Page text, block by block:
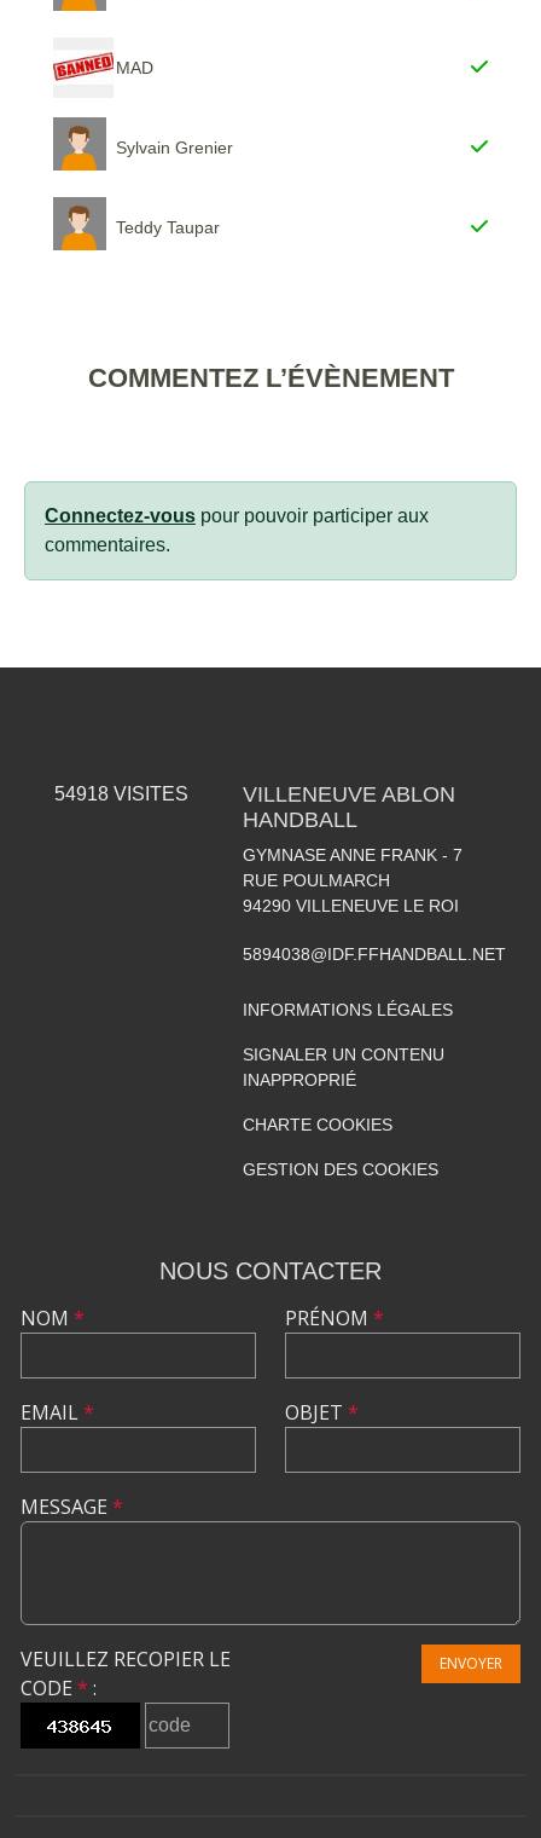
MAD
Sylvain Grenier
Teddy Taupar
COMMENTEZ L’ÉVÈNEMENT
Connectez-vous pour pouvoir participer aux
commentaires.
54918VISITES
VILLENEUVE ABLON
HANDBALL
GYMNASE ANNE FRANK - 7
RUE POULMARCH
94290 VILLENEUVE LE ROI
5894038@IDF.FFHANDBALL.NET
INFORMATIONS LÉGALES
SIGNALER UN CONTENU
INAPPROPRIÉ
CHARTE COOKIES
GESTION DES COOKIES
NOUS CONTACTER
NOM *
EMAIL*
PRÉNOM *
OBJET *
MESSAGE *
VEUILLEZ RECOPIER LE
CODE * :
ENVOYER